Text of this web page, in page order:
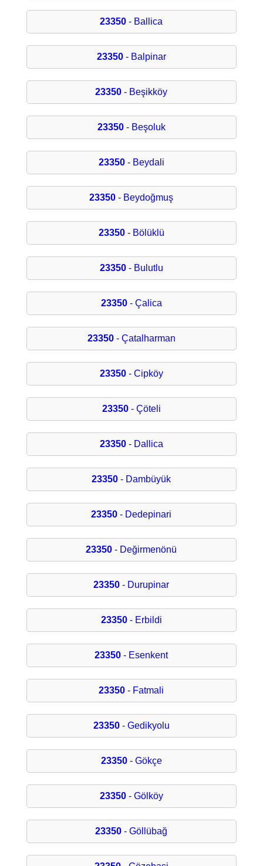
23350 - Ballica
23350- Balpinar
23350 - Beşikköy
23350- Beşoluk
23350- Beydali
23350 - Beydoğmuş
23350- Bölüklü
23350- Bulutlu
23350- Çalica
23350- Çatalharman
23350- Cipköy
23350- Çöteli
23350- Dallica
23350 - Dambüyük
23350 - Dedepinari
23350 - Değirmenönü
23350 - Durupinar
23350- Erbildi
23350 - Esenkent
23350 - Fatmali
23350- Gedikyolu
23350- Gökçe
23350- Gölköy
23350 - Göllübağ